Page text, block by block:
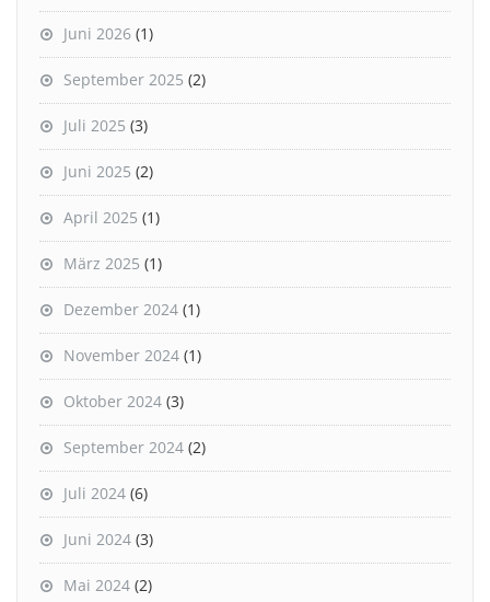
Juni 2026 (1)
September 2025 (2)
Juli 2025 (3)
Juni 2025 (2)
April 2025 (1)
März 2025 (1)
Dezember 2024 (1)
November 2024 (1)
Oktober 2024 (3)
September 2024 (2)
Juli 2024 (6)
Juni 2024 (3)
Mai 2024 (2)